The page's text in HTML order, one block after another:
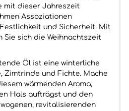
mit dieser Jahreszeit
Assoziationen
und Sicherheit. Mit
Sie sich die Weihnachtszeit
Öl ist eine winterliche
Zimtrinde und Fichte. Mache
wärmenden Aroma,
Hals aufträgst und den
revitalisierenden